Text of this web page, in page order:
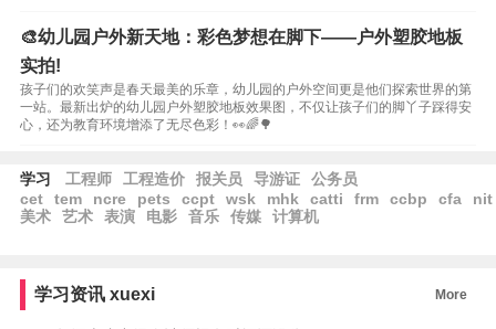
🎨幼儿园户外新天地：彩色梦想在脚下——户外塑胶地板
实拍!
孩子们的欢笑声是春天最美的乐章，幼儿园的户外空间更是他们探索世界的第
一站。最新出炉的幼儿园户外塑胶地板效果图，不仅让孩子们的脚丫子踩得安
心，还为教育环境增添了无尽色彩！👀🌈🌳
学习 工程师 工程造价 报关员 导游证
公务员
cet
tem ncre pets ccpt wsk mhk catti frm ccbp cfa
nit
美术
艺术 表演 电影 音乐 传媒 计算机
学习资讯 xuexi More